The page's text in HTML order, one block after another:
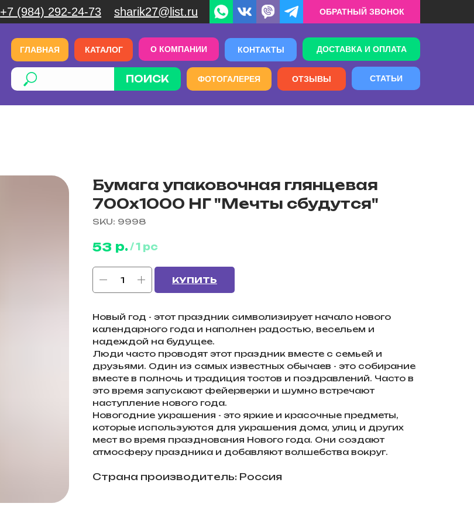
+7 (984) 292-24-73 sharik27@list.ru ОБРАТНЫЙ ЗВОНОК
ГЛАВНАЯ КАТАЛОГ О КОМПАНИИ КОНТАКТЫ ДОСТАВКА И ОПЛАТА
ОТЗЫВЫ СТАТЬИ
ФОТОГАЛЕРЕЯ
ПОИСК
Бумага упаковочная глянцевая
700х1000 НГ "Мечты сбудутся"
SKU: 9998
53 р./1 pc
КУПИТЬ
Новый год - этот праздник символизирует начало нового
календарного года и наполнен радостью, весельем и
надеждой на будущее.
Люди часто проводят этот праздник вместе с семьей и
друзьями. Один из самых известных обычаев - это собирание
вместе в полночь и традиция тостов и поздравлений. Часто в
это время запускают фейерверки и шумно встречают
наступление нового года.
Новогодние украшения - это яркие и красочные предметы,
которые используются для украшения дома, улиц и других
мест во время празднования Нового года. Они создают
атмосферу праздника и добавляют волшебства вокруг.
Страна производитель: Россия